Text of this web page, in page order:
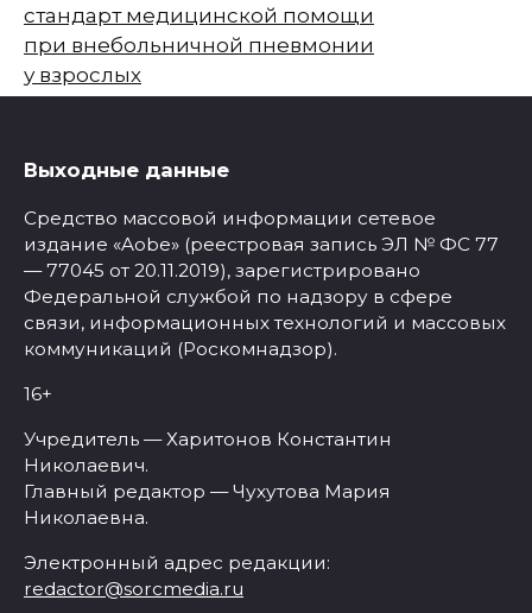
стандарт медицинской помощи
при внебольничной пневмонии
у взрослых
Выходные данные
Средство массовой информации сетевое
издание «Aobe» (реестровая запись ЭЛ № ФС 77
— 77045 от 20.11.2019), зарегистрировано
Федеральной службой по надзору в сфере
связи, информационных технологий и массовых
коммуникаций (Роскомнадзор).
16+
Учредитель — Харитонов Константин
Николаевич.
Главный редактор — Чухутова Мария
Николаевна.
Электронный адрес редакции:
redactor@sorcmedia.ru